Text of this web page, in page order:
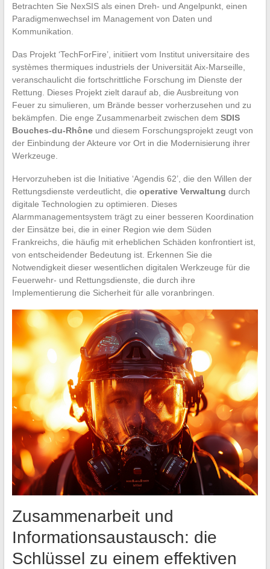
Betrachten Sie NexSIS als einen Dreh- und Angelpunkt, einen
Paradigmenwechsel im Management von Daten und
Kommunikation.
Das Projekt ‘TechForFire’, initiiert vom Institut universitaire des
systèmes thermiques industriels der Universität Aix-Marseille,
veranschaulicht die fortschrittliche Forschung im Dienste der
Rettung. Dieses Projekt zielt darauf ab, die Ausbreitung von
Feuer zu simulieren, um Brände besser vorherzusehen und zu
bekämpfen. Die enge Zusammenarbeit zwischen dem SDIS
Bouches-du-Rhôneund diesem Forschungsprojekt zeugt von
der Einbindung der Akteure vor Ort in die Modernisierung ihrer
Werkzeuge.
Hervorzuheben ist die Initiative ‘Agendis 62’, die den Willen der
Rettungsdienste verdeutlicht, die operative Verwaltung durch
digitale Technologien zu optimieren. Dieses
Alarmmanagementsystem trägt zu einer besseren Koordination
der Einsätze bei, die in einer Region wie dem Süden
Frankreichs, die häufig mit erheblichen Schäden konfrontiert ist,
von entscheidender Bedeutung ist. Erkennen Sie die
Notwendigkeit dieser wesentlichen digitalen Werkzeuge für die
Feuerwehr- und Rettungsdienste, die durch ihre
Implementierung die Sicherheit für alle voranbringen.
Zusammenarbeit und
Informationsaustausch: die
Schlüssel zu einem effektiven